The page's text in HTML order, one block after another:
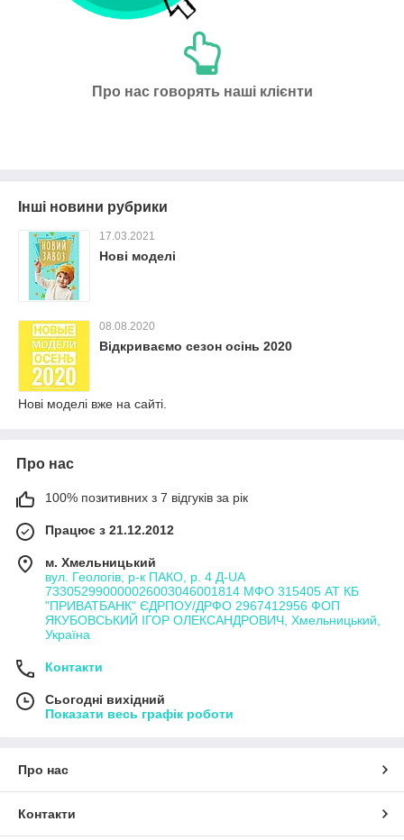
Про нас говорять наші клієнти
Інші новини рубрики
17.03.2021
Нові моделі
08.08.2020
Відкриваємо сезон осінь 2020
Нові моделі вже на сайті.
Про нас
100% позитивних з 7 відгуків за рік
Працює з 21.12.2012
м. Хмельницький
вул. Геологів, р-к ПАКО, р. 4 Д-UA
733052990000026003046001814 МФО 315405 АТ КБ
"ПРИВАТБАНК" ЄДРПОУ/ДРФО 2967412956 ФОП
ЯКУБОВСЬКИЙ ІГОР ОЛЕКСАНДРОВИЧ, Хмельницький,
Україна
Контакти
Сьогодні вихідний
Показати весь графік роботи
Про нас
Контакти